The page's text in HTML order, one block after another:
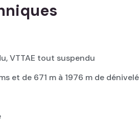
VTTAE tout suspendu
et de 671 m à 1976 m de dénivelé